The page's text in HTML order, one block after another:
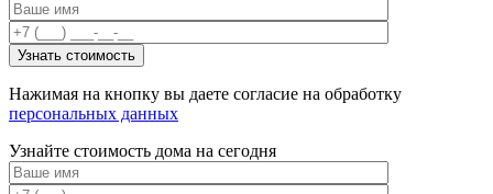
Нажимая на кнопку вы даете согласие на обработку
персональных данных
Узнайте стоимость дома на сегодня